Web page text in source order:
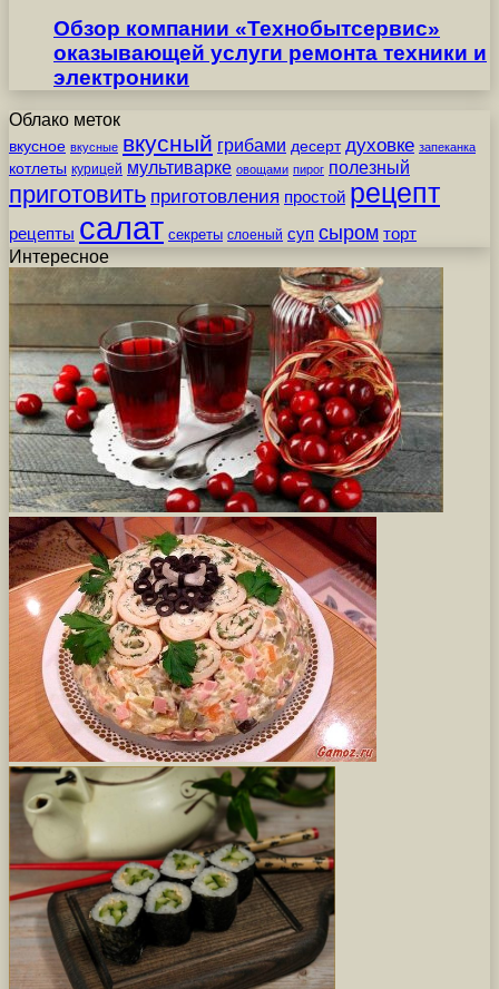
Обзор компании «Технобытсервис»
оказывающей услуги ремонта техники и
электроники
Облако меток
вкусное вкусные вкусный грибами десерт духовке запеканка
котлеты курицей мультиварке овощами пирог полезный
приготовить приготовления простой рецепт
рецепты салат секреты слоеный суп сыром торт
Интересное